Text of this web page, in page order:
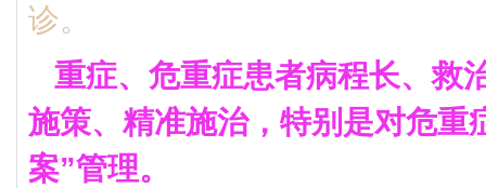
诊。
重症、危重症患者病程长、救
施策、精准施治，特别是对危重
案”管理。